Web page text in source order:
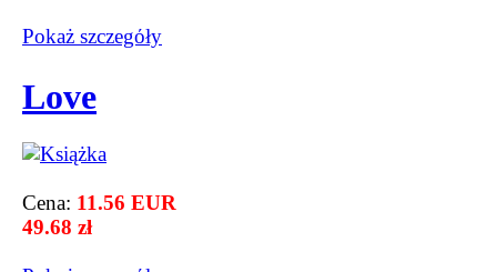
Pokaż szczegόły
Love
Cena: 11.56 EUR
49.68 zł